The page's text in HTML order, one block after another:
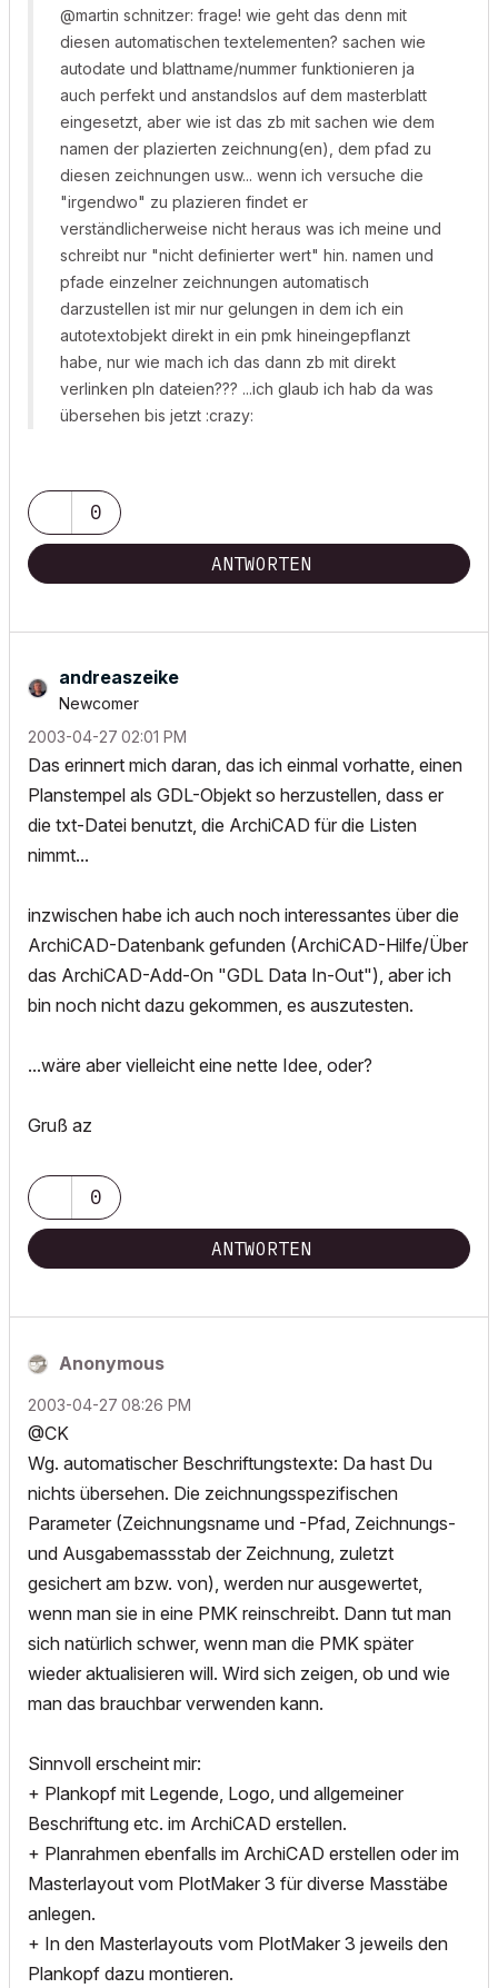
@martin schnitzer: frage! wie geht das denn mit
diesen automatischen textelementen? sachen wie
autodate und blattname/nummer funktionieren ja
auch perfekt und anstandslos auf dem masterblatt
eingesetzt, aber wie ist das zb mit sachen wie dem
namen der plazierten zeichnung(en), dem pfad zu
diesen zeichnungen usw... wenn ich versuche die
"irgendwo" zu plazieren findet er
verständlicherweise nicht heraus was ich meine und
schreibt nur "nicht definierter wert" hin. namen und
pfade einzelner zeichnungen automatisch
darzustellen ist mir nur gelungen in dem ich ein
autotextobjekt direkt in ein pmk hineingepflanzt
habe, nur wie mach ich das dann zb mit direkt
verlinken pln dateien??? ...ich glaub ich hab da was
übersehen bis jetzt :crazy:
0
ANTWORTEN
andreaszeike
Newcomer
‎2003-04-27 02:01 PM
Das erinnert mich daran, das ich einmal vorhatte, einen
Planstempel als GDL-Objekt so herzustellen, dass er
die txt-Datei benutzt, die ArchiCAD für die Listen
nimmt...
inzwischen habe ich auch noch interessantes über die
ArchiCAD-Datenbank gefunden (ArchiCAD-Hilfe/Über
das ArchiCAD-Add-On "GDL Data In-Out"), aber ich
bin noch nicht dazu gekommen, es auszutesten.
...wäre aber vielleicht eine nette Idee, oder?
Gruß az
0
ANTWORTEN
Anonymous
‎2003-04-27 08:26 PM
@CK
Wg. automatischer Beschriftungstexte: Da hast Du
nichts übersehen. Die zeichnungsspezifischen
Parameter (Zeichnungsname und -Pfad, Zeichnungs-
und Ausgabemassstab der Zeichnung, zuletzt
gesichert am bzw. von), werden nur ausgewertet,
wenn man sie in eine PMK reinschreibt. Dann tut man
sich natürlich schwer, wenn man die PMK später
wieder aktualisieren will. Wird sich zeigen, ob und wie
man das brauchbar verwenden kann.
Sinnvoll erscheint mir:
+ Plankopf mit Legende, Logo, und allgemeiner
Beschriftung etc. im ArchiCAD erstellen.
+ Planrahmen ebenfalls im ArchiCAD erstellen oder im
Masterlayout vom PlotMaker 3 für diverse Masstäbe
anlegen.
+ In den Masterlayouts vom PlotMaker 3 jeweils den
Plankopf dazu montieren.